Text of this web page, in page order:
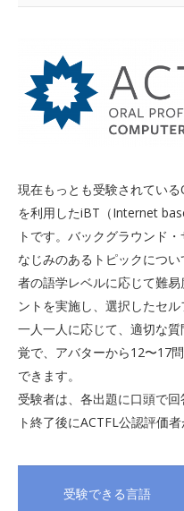
現在もっとも受験されてい
を利用したiBT（Internet
トです。バックグラウンド
なじみのあるトピックにつ
者の語学レベルに応じて難
ントを実施し、選択したセ
一人一人に応じて、適切な
覚で、アバターから12〜17
できます。
受験者は、各出題に口頭で
ト終了後にACTFL公認評価者
受験できる言語